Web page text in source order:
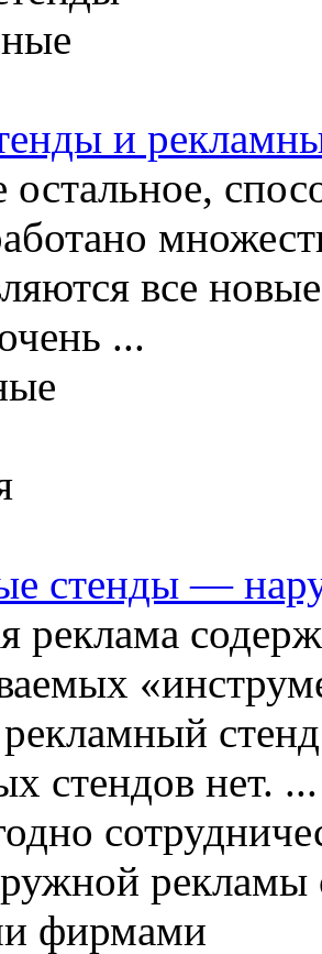
и
остальное,
все
...
стенды —
реклама
рекламный
стендов нет. ...